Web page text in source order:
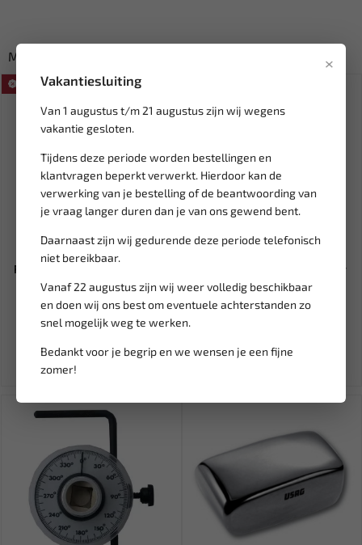
×
Vakantiesluiting
Van 1 augustus t/m 21 augustus zijn wij wegens
vakantie gesloten.
Tijdens deze periode worden bestellingen en
klantvragen beperkt verwerkt. Hierdoor kan de
verwerking van je bestelling of de beantwoording van
je vraag langer duren dan je van ons gewend bent.
Daarnaast zijn wij gedurende deze periode telefonisch
niet bereikbaar.
Vanaf 22 augustus zijn wij weer volledig beschikbaar
en doen wij ons best om eventuele achterstanden zo
snel mogelijk weg te werken.
Bedankt voor je begrip en we wensen je een fijne
zomer!
Misschien ook interessant:
Leverbaar
RODAC Kabelhaspel 50 meter
RA88500
228,69
450,12
Leverbaar
FORCE Dop voor de olie filter
van Mercedes 46 mm 6...